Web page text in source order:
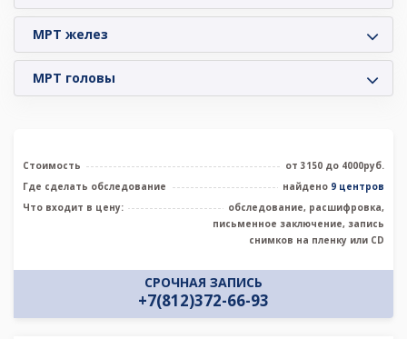
МРТ желез
МРТ головы
Стоимость
от 3150 до 4000руб.
Где сделать обследование
найдено 9 центров
Что входит в цену:
обследование, расшифровка,
письменное заключение, запись
снимков на пленку или CD
СРОЧНАЯ ЗАПИСЬ
+7(812)372-66-93